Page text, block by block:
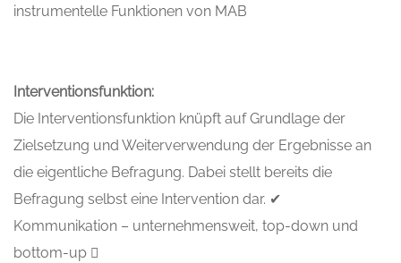
instrumentelle Funktionen von MAB
Interventionsfunktion:
Die Interventionsfunktion knüpft auf Grundlage der
Zielsetzung und Weiterverwendung der Ergebnisse an
die eigentliche Befragung. Dabei stellt bereits die
Befragung selbst eine Intervention dar. ✔
Kommunikation – unternehmensweit, top-down und
bottom-up 